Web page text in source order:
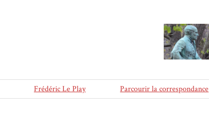
Frédéric Le Play Parcourir la correspondance